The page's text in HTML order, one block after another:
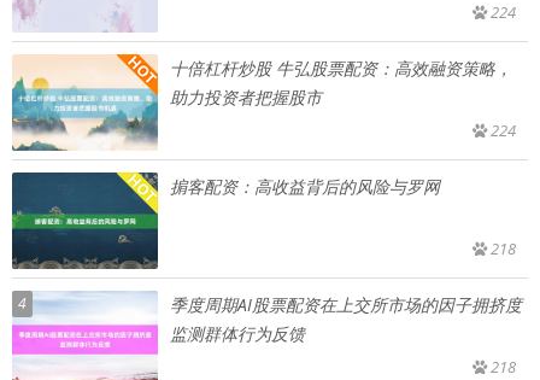
224
十倍杠杆炒股 牛弘股票配资：高效融资策略，
助力投资者把握股市
224
掮客配资：高收益背后的风险与罗网
218
4
季度周期AI股票配资在上交所市场的因子拥挤度
监测群体行为反馈
218